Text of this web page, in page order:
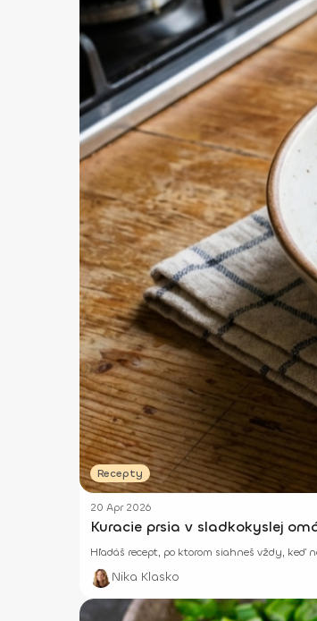
Recepty
20 Apr 2026
Kuracie prsia v sladkokyslej
Hľadáš recept, po ktorom siahneš vždy, keď
Nika Klasko